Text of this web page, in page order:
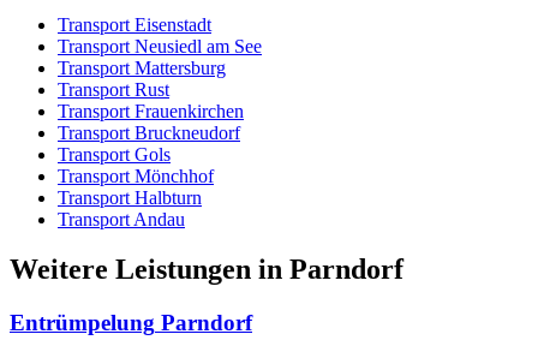
Transport Eisenstadt
Transport Neusiedl am See
Transport Mattersburg
Transport Rust
Transport Frauenkirchen
Transport Bruckneudorf
Transport Gols
Transport Mönchhof
Transport Halbturn
Transport Andau
Weitere Leistungen in Parndorf
Entrümpelung Parndorf